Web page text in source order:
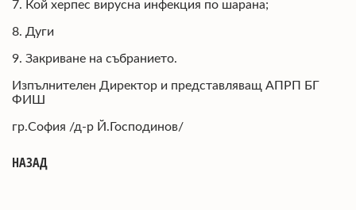
7. Кой херпес вирусна инфекция по шарана;
8. Дуги
9. Закриване на събранието.
Изпълнителен Директор и представляващ АПРП БГ
ФИШ
гр.София /д-р Й.Господинов/
НАЗАД